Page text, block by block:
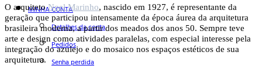
MINHA CONTA
Detalhes da conta
Pedidos
Senha perdida
O arquitetoNoel Marinho, nascido em 1927, é representante da
geração que participou intensamente da época áurea da arquitetura
brasileira moderna, a partir dos meados dos anos 50. Sempre teve
arte e design como atividades paralelas, com especial interesse pela
integração do azulejo e do mosaico nos espaços estéticos de sua
arquitetura.